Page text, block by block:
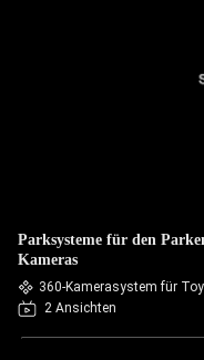
Parksysteme für den
Kameras
360-Kamerasystem für
2 Ansichten